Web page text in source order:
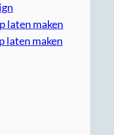
laten maken
laten maken